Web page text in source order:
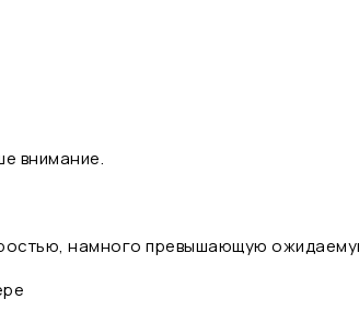
внимание.
намного превышающую